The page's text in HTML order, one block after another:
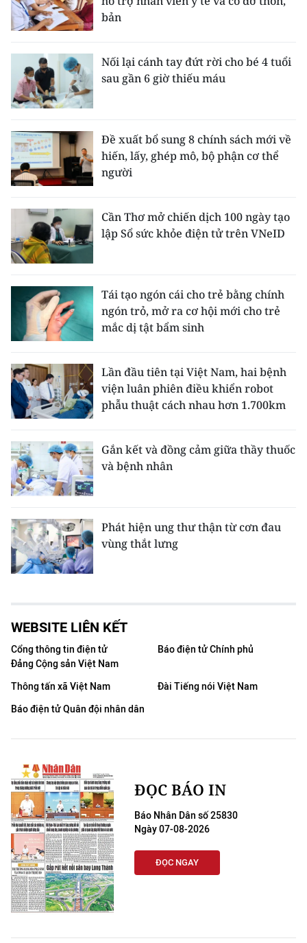
bản
Nối lại cánh tay đứt rời cho bé 4 tuổi
sau gần 6 giờ thiếu máu
Đề xuất bổ sung 8 chính sách mới về
hiến, lấy, ghép mô, bộ phận cơ thể
người
Cần Thơ mở chiến dịch 100 ngày tạo
lập Sổ sức khỏe điện tử trên VNeID
Tái tạo ngón cái cho trẻ bằng chính
ngón trỏ, mở ra cơ hội mới cho trẻ
mắc dị tật bẩm sinh
Lần đầu tiên tại Việt Nam, hai bệnh
viện luân phiên điều khiển robot
phẫu thuật cách nhau hơn 1.700km
Gắn kết và đồng cảm giữa thầy thuốc
và bệnh nhân
Phát hiện ung thư thận từ cơn đau
vùng thắt lưng
WEBSITE LIÊN KẾT
Cổng thông tin điện tử
Đảng Cộng sản Việt Nam
Báo điện tử Chính phủ
Thông tấn xã Việt Nam
Đài Tiếng nói Việt Nam
Báo điện tử Quân đội nhân dân
ĐỌC BÁO IN
Báo Nhân Dân số 25830
Ngày 07-08-2026
ĐỌC NGAY